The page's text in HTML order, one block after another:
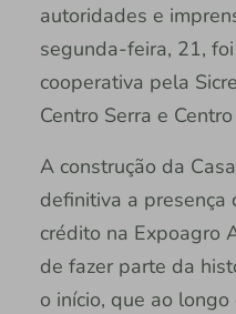
autoridades e
segunda-feira, 21,
cooperativa pela
Centro Serra e
A construção da
definitiva a presença
crédito na Expoagro
de fazer parte da
o início, que ao